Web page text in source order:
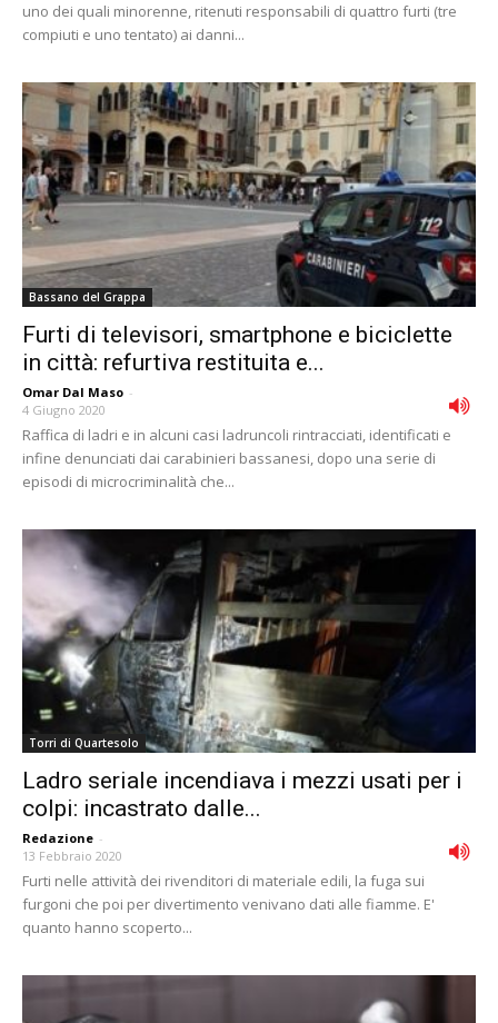
uno dei quali minorenne, ritenuti responsabili di quattro furti (tre
compiuti e uno tentato) ai danni...
Bassano del Grappa
Furti di televisori, smartphone e biciclette
in città: refurtiva restituita e...
Omar Dal Maso -
4 Giugno 2020
Raffica di ladri e in alcuni casi ladruncoli rintracciati, identificati e
infine denunciati dai carabinieri bassanesi, dopo una serie di
episodi di microcriminalità che...
Torri di Quartesolo
Ladro seriale incendiava i mezzi usati per i
colpi: incastrato dalle...
Redazione -
13 Febbraio 2020
Furti nelle attività dei rivenditori di materiale edili, la fuga sui
furgoni che poi per divertimento venivano dati alle fiamme. E'
quanto hanno scoperto...